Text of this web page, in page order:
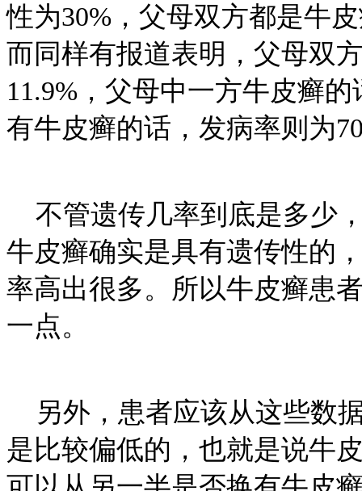
性为30%，父母双方都是牛
而同样有报道表明，父母双
11.9%，父母中一方牛皮癣
有牛皮癣的话，发病率则为
不管遗传几率到底是多少
牛皮癣确实是具有遗传性的
率高出很多。所以牛皮癣患
一点。
另外，患者应该从这些数
是比较偏低的，也就是说牛